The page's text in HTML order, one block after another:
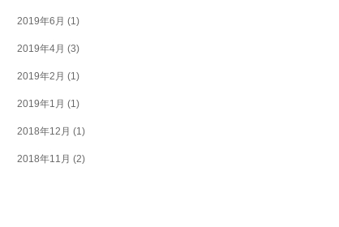
2019年6月 (1)
2019年4月 (3)
2019年2月 (1)
2019年1月 (1)
2018年12月 (1)
2018年11月 (2)